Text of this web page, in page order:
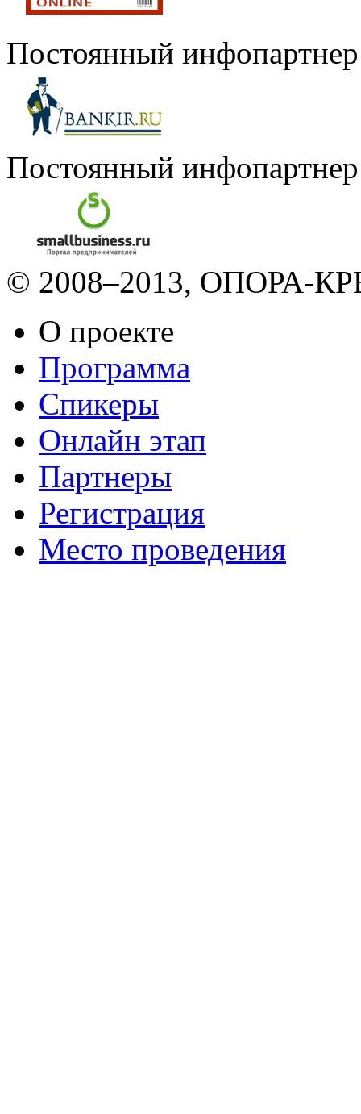
Постоянный инфопартнер
Постоянный инфопартнер
© 2008–2013, ОПОРА-
О проекте
Программа
Спикеры
Онлайн этап
Партнеры
Регистрация
Место проведения